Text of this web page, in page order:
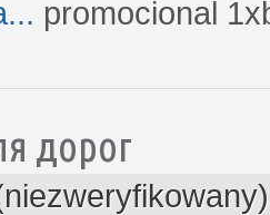
promocional
дорог